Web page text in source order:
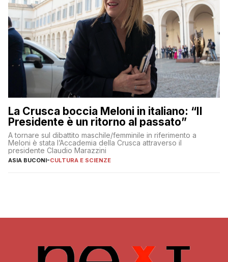
La Crusca boccia Meloni in italiano: “Il
Presidente è un ritorno al passato”
A tornare sul dibattito maschile/femminile in riferimento a
Meloni è stata l’Accademia della Crusca attraverso il
presidente Claudio Marazzini
ASIA BUCONI-CULTURA E SCIENZE